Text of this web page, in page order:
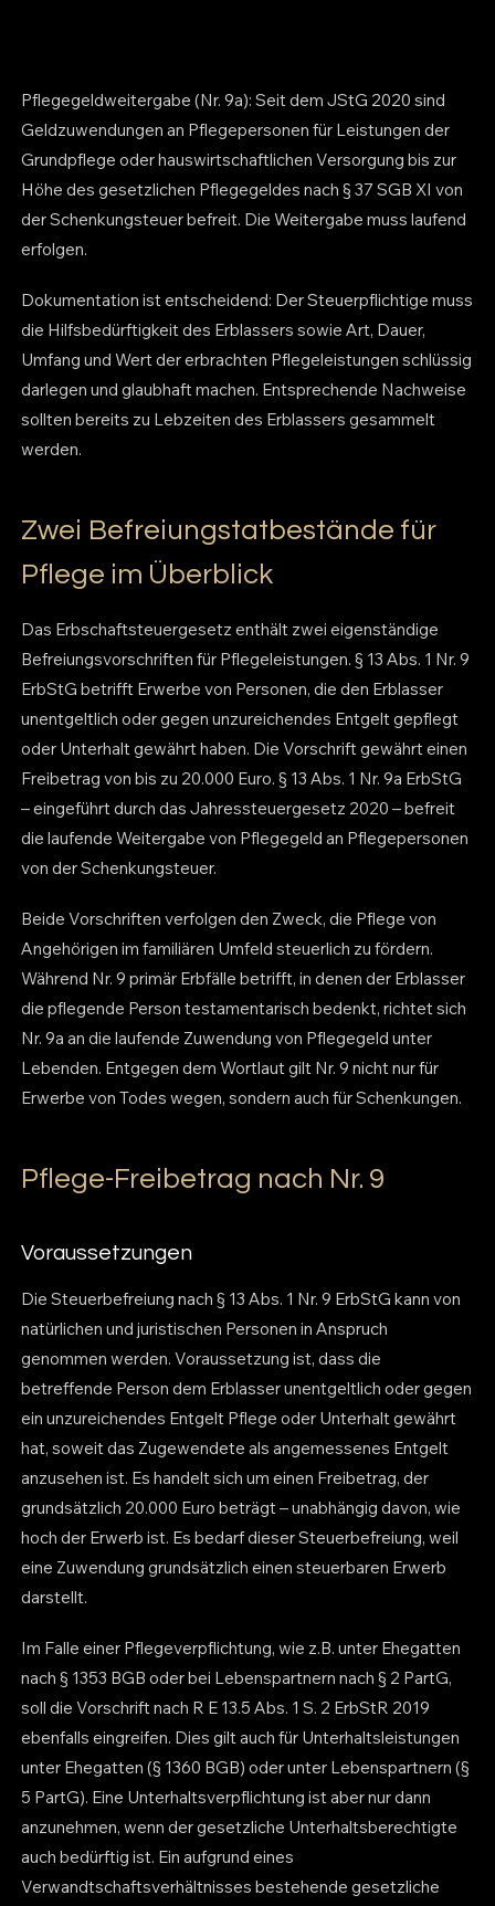
Pflegegeldweitergabe (Nr. 9a): Seit dem JStG 2020 sind
Geldzuwendungen an Pflegepersonen für Leistungen der
Grundpflege oder hauswirtschaftlichen Versorgung bis zur
Höhe des gesetzlichen Pflegegeldes nach § 37 SGB XI von
der Schenkungsteuer befreit. Die Weitergabe muss laufend
erfolgen.
Dokumentation ist entscheidend: Der Steuerpflichtige muss
die Hilfsbedürftigkeit des Erblassers sowie Art, Dauer,
Umfang und Wert der erbrachten Pflegeleistungen schlüssig
darlegen und glaubhaft machen. Entsprechende Nachweise
sollten bereits zu Lebzeiten des Erblassers gesammelt
werden.
Zwei Befreiungstatbestände für
Pflege im Überblick
Das Erbschaftsteuergesetz enthält zwei eigenständige
Befreiungsvorschriften für Pflegeleistungen. § 13 Abs. 1 Nr. 9
ErbStG betrifft Erwerbe von Personen, die den Erblasser
unentgeltlich oder gegen unzureichendes Entgelt gepflegt
oder Unterhalt gewährt haben. Die Vorschrift gewährt einen
Freibetrag von bis zu 20.000 Euro. § 13 Abs. 1 Nr. 9a ErbStG
– eingeführt durch das Jahressteuergesetz 2020 – befreit
die laufende Weitergabe von Pflegegeld an Pflegepersonen
von der Schenkungsteuer.
Beide Vorschriften verfolgen den Zweck, die Pflege von
Angehörigen im familiären Umfeld steuerlich zu fördern.
Während Nr. 9 primär Erbfälle betrifft, in denen der Erblasser
die pflegende Person testamentarisch bedenkt, richtet sich
Nr. 9a an die laufende Zuwendung von Pflegegeld unter
Lebenden. Entgegen dem Wortlaut gilt Nr. 9 nicht nur für
Erwerbe von Todes wegen, sondern auch für Schenkungen.
Pflege-Freibetrag nach Nr. 9
Voraussetzungen
Die Steuerbefreiung nach § 13 Abs. 1 Nr. 9 ErbStG kann von
natürlichen und juristischen Personen in Anspruch
genommen werden. Voraussetzung ist, dass die
betreffende Person dem Erblasser unentgeltlich oder gegen
ein unzureichendes Entgelt Pflege oder Unterhalt gewährt
hat, soweit das Zugewendete als angemessenes Entgelt
anzusehen ist. Es handelt sich um einen Freibetrag, der
grundsätzlich 20.000 Euro beträgt – unabhängig davon, wie
hoch der Erwerb ist. Es bedarf dieser Steuerbefreiung, weil
eine Zuwendung grundsätzlich einen steuerbaren Erwerb
darstellt.
Im Falle einer Pflegeverpflichtung, wie z.B. unter Ehegatten
nach § 1353 BGB oder bei Lebenspartnern nach § 2 PartG,
soll die Vorschrift nach R E 13.5 Abs. 1 S. 2 ErbStR 2019
ebenfalls eingreifen. Dies gilt auch für Unterhaltsleistungen
unter Ehegatten (§ 1360 BGB) oder unter Lebenspartnern (§
5 PartG). Eine Unterhaltsverpflichtung ist aber nur dann
anzunehmen, wenn der gesetzliche Unterhaltsberechtigte
auch bedürftig ist. Ein aufgrund eines
Verwandtschaftsverhältnisses bestehende gesetzliche